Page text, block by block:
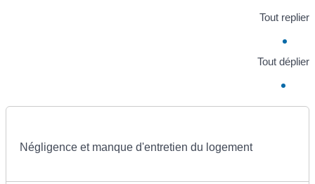
Tout replier
Tout déplier
Négligence et manque d'entretien du logement